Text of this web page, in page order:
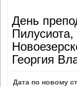
День
Георгия
Дата по новому